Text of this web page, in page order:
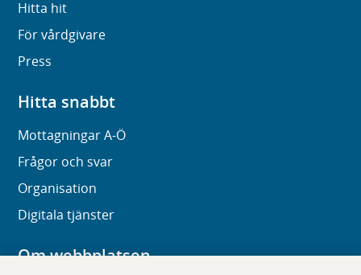
Hitta hit
För vårdgivare
Press
Hitta snabbt
Mottagningar A-Ö
Frågor och svar
Organisation
Digitala tjänster
Om webbplatsen